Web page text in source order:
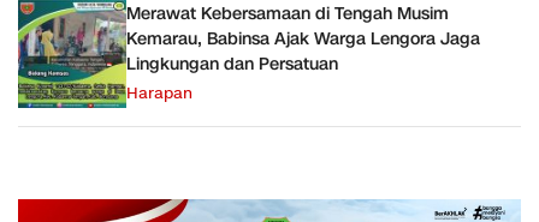
Merawat Kebersamaan di Tengah Musim
Kemarau, Babinsa Ajak Warga Lengora Jaga
Lingkungan dan Persatuan
Harapan